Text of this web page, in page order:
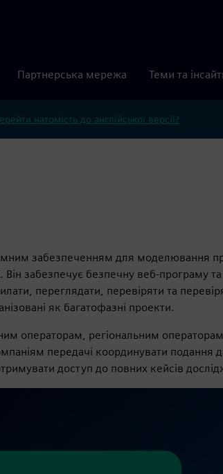
Партнерська мережа Теми та
натомість до англійської версії?
забезпеченням для моделювання
забезпечує безпечну веб-програму
переглядати, перевіряти та
як багатофазні проекти.
операторам, регіональним
передачі координувати подання
доступ до повних кейсів